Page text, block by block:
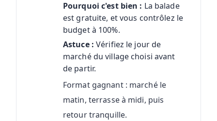
Pourquoi c'est bien : La balade
est gratuite, et vous contrôlez le
budget à 100%.
Astuce : Vérifiez le jour de
marché du village choisi avant
de partir.
Format gagnant : marché le
matin, terrasse à midi, puis
retour tranquille.